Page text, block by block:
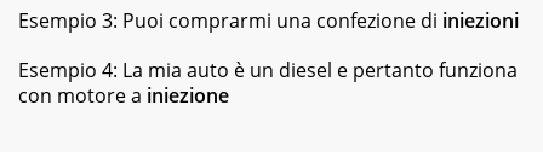
Esempio 3: Puoi comprarmi una confezione di iniezioni
Esempio 4: La mia auto è un diesel e pertanto funziona
con motore a iniezione